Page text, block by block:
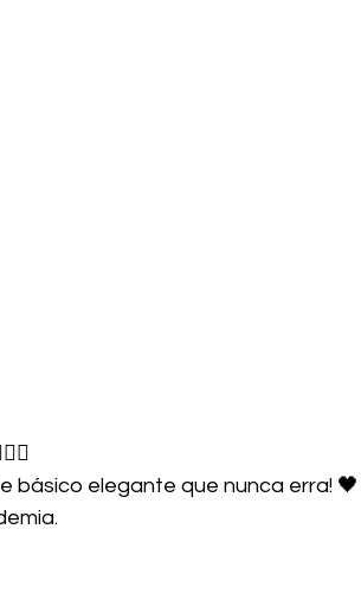
básico elegante que nunca erra! 🖤